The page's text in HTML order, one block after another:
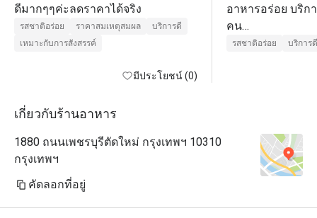
ดีมากๆๆค่ะลดราคาได้จริง
รสชาติอร่อย ราคาสมเหตุสมผล
บริการดี
เหมาะกับการสังสรรค์
มีประโยชน์ (0)
อาหารอร่อย บริก
คน
ราคาสูงแค่คุ้มที่จ่
รสชาติอร่อย บริการดี
เกี่ยวกับร้านอาหาร
1880 ถนนเพชรบุรีตัดใหม่ กรุงเทพฯ 10310
กรุงเทพฯ
คัดลอกที่อยู่